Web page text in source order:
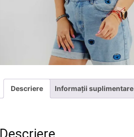
Descriere Informații suplimentare